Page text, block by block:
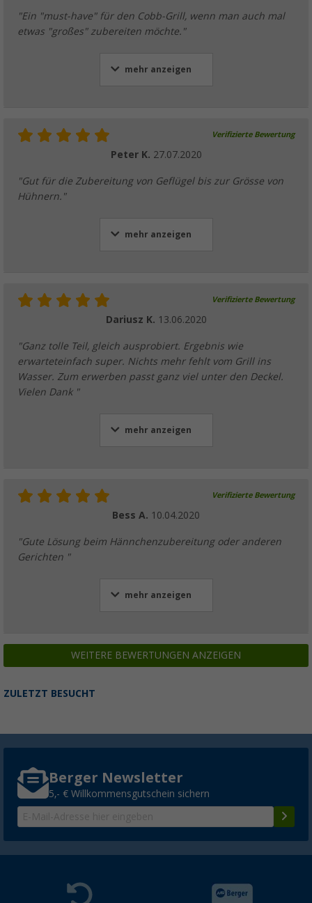
"Ein "must-have" für den Cobb-Grill, wenn man auch mal
etwas "großes" zubereiten möchte."
mehr anzeigen
Verifizierte Bewertung
Peter K. 27.07.2020
"Gut für die Zubereitung von Geflügel bis zur Grösse von
Hühnern."
mehr anzeigen
Verifizierte Bewertung
Dariusz K. 13.06.2020
"Ganz tolle Teil, gleich ausprobiert. Ergebnis wie
erwarteteinfach super. Nichts mehr fehlt vom Grill ins
Wasser. Zum erwerben passt ganz viel unter den Deckel.
Vielen Dank "
mehr anzeigen
Verifizierte Bewertung
Bess A. 10.04.2020
"Gute Lösung beim Hännchenzubereitung oder anderen
Gerichten "
mehr anzeigen
WEITERE BEWERTUNGEN ANZEIGEN
ZULETZT BESUCHT
Berger Newsletter
5,- € Willkommensgutschein sichern